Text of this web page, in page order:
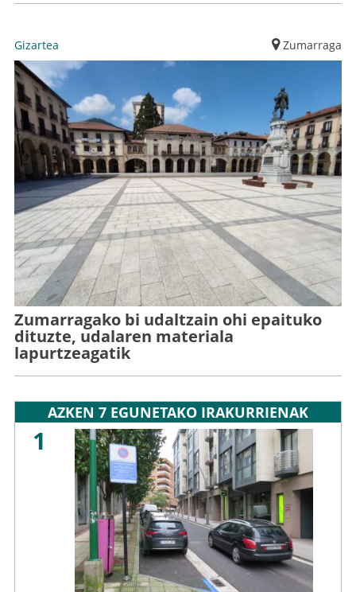
Gizartea Zumarraga
Zumarragako bi udaltzain ohi epaituko
dituzte, udalaren materiala
lapurtzeagatik
AZKEN 7 EGUNETAKO IRAKURRIENAK
1